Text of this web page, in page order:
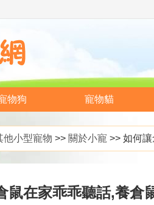
物狗 寵物貓
他小型寵物 >> 關於小寵 >> 如何
鼠在家乖乖聽話,養倉